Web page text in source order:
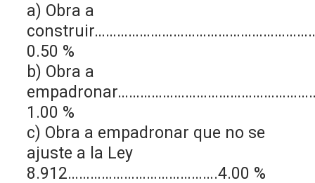
a) Obra a
0.50 %
b) Obra a
1.00 %
c) Obra a empadronar que no se
ajuste a la Ley
8.912………………………………….4.00 %